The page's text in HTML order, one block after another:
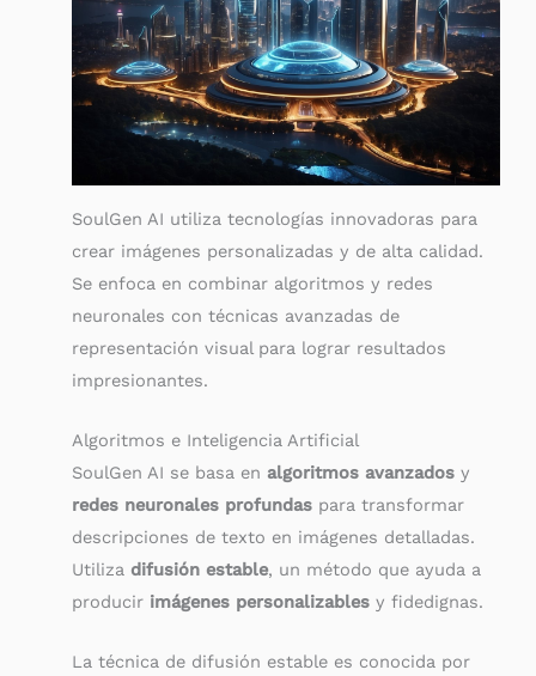
SoulGen AI utiliza tecnologías innovadoras para
crear imágenes personalizadas y de alta calidad.
Se enfoca en combinar algoritmos y redes
neuronales con técnicas avanzadas de
representación visual para lograr resultados
impresionantes.
Algoritmos e Inteligencia Artificial
SoulGen AI se basa en algoritmos avanzados y
redes neuronales profundas para transformar
descripciones de texto en imágenes detalladas.
Utiliza difusión estable, un método que ayuda a
producir imágenes personalizables y fidedignas.
La técnica de difusión estable es conocida por